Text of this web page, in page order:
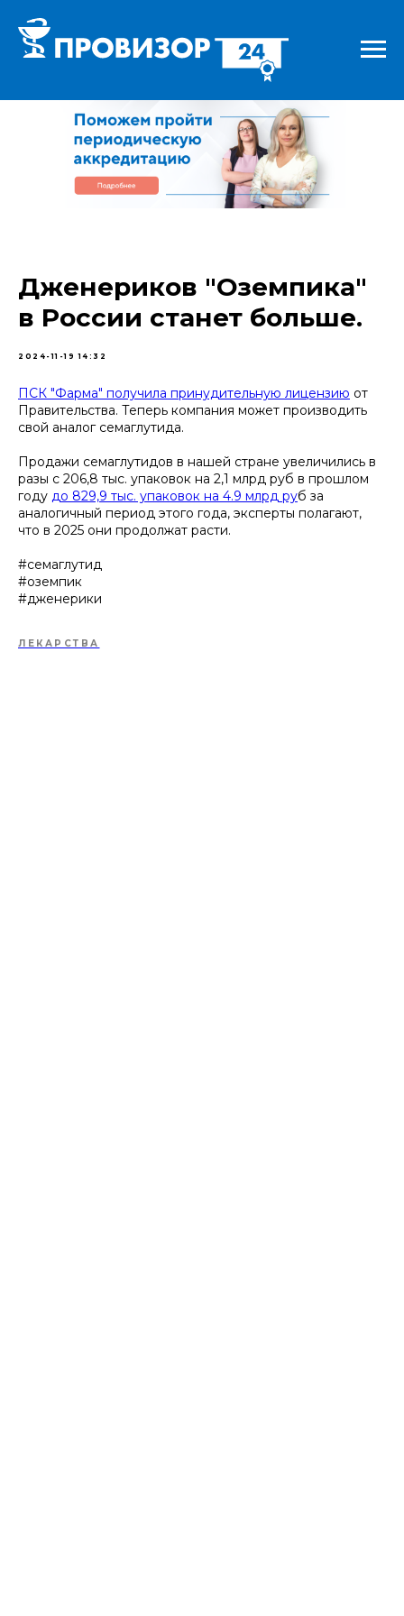
Дженериков "Оземпика"
в России станет больше.
2024-11-19 14:32
ПСК "Фарма" получила принудительную лицензию от
Правительства. Теперь компания может производить
свой аналог семаглутида.
Продажи семаглутидов в нашей стране увеличились в
разы с 206,8 тыс. упаковок на 2,1 млрд руб в прошлом
году до 829,9 тыс. упаковок на 4.9 млрд руб за
аналогичный период этого года, эксперты полагают,
что в 2025 они продолжат расти.
#семаглутид
#оземпик
#дженерики
ЛЕКАРСТВА